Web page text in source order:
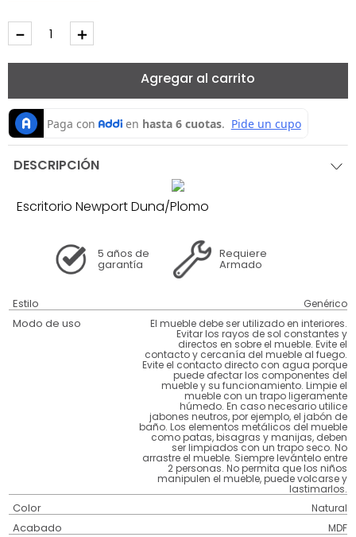
＋
－
Agregar al carrito
DESCRIPCIÓN
Escritorio Newport Duna/Plomo
5 años de
garantía
Requiere
Armado
Estilo Genérico
Modo de uso El mueble debe ser utilizado en interiores.
Evitar los rayos de sol constantes y
directos en sobre el mueble. Evite el
contacto y cercanía del mueble al fuego.
Evite el contacto directo con agua porque
puede afectar los componentes del
mueble y su funcionamiento. Limpie el
mueble con un trapo ligeramente
húmedo. En caso necesario utilice
jabones neutros, por ejemplo, el jabón de
baño. Los elementos metálicos del mueble
como patas, bisagras y manijas, deben
ser limpiados con un trapo seco. No
arrastre el mueble. Siempre levántelo entre
2 personas. No permita que los niños
manipulen el mueble, puede volcarse y
lastimarlos.
Color Natural
Acabado MDF